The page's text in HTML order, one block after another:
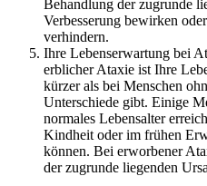
Behandlung der zugrunde
Verbesserung bewirken
verhindern.
Ihre Lebenserwartung bei
erblicher Ataxie ist Ihre
kürzer als bei Menschen
Unterschiede gibt. Einige
normales Lebensalter
Kindheit oder im frühen
können. Bei erworbener
der zugrunde liegenden